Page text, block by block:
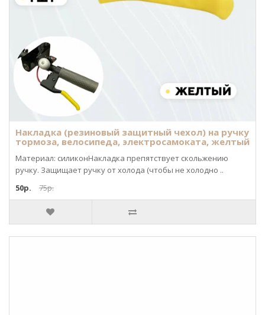
Накладка (резиновый защитный чехол) на ручку
тормоза, велосипеда, электросамоката, желтый
Материал: силиконНакладка препятствует скольжению
ручку. Защищает ручку от холода (чтобы не холодно ..
50р.
75р.